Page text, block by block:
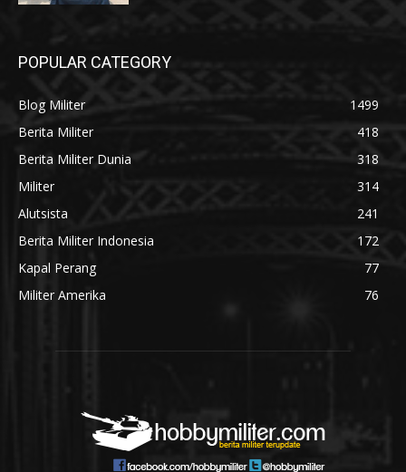
POPULAR CATEGORY
Blog Militer
1499
Berita Militer
418
Berita Militer Dunia
318
Militer
314
Alutsista
241
Berita Militer Indonesia
172
Kapal Perang
77
Militer Amerika
76